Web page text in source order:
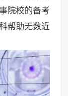
院校的备考
帮助无数近